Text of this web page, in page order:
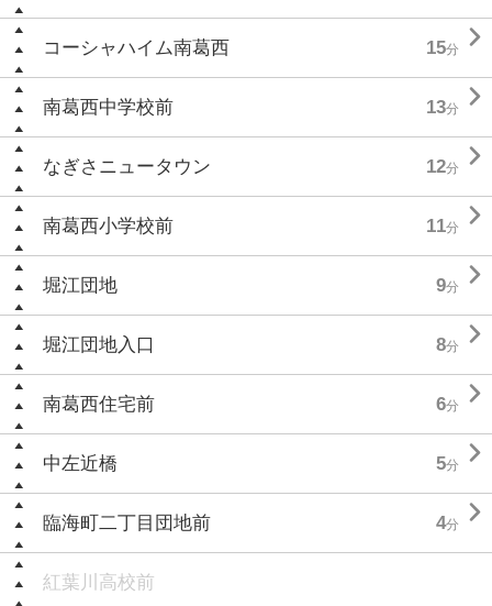
コーシャハイム南葛西 15分 
南葛西中学校前 13分 
なぎさニュータウン 12分 
南葛西小学校前 11分 
堀江団地 9分 
堀江団地入口 8分 
南葛西住宅前 6分 
中左近橋 5分 
臨海町二丁目団地前 4分 
紅葉川高校前